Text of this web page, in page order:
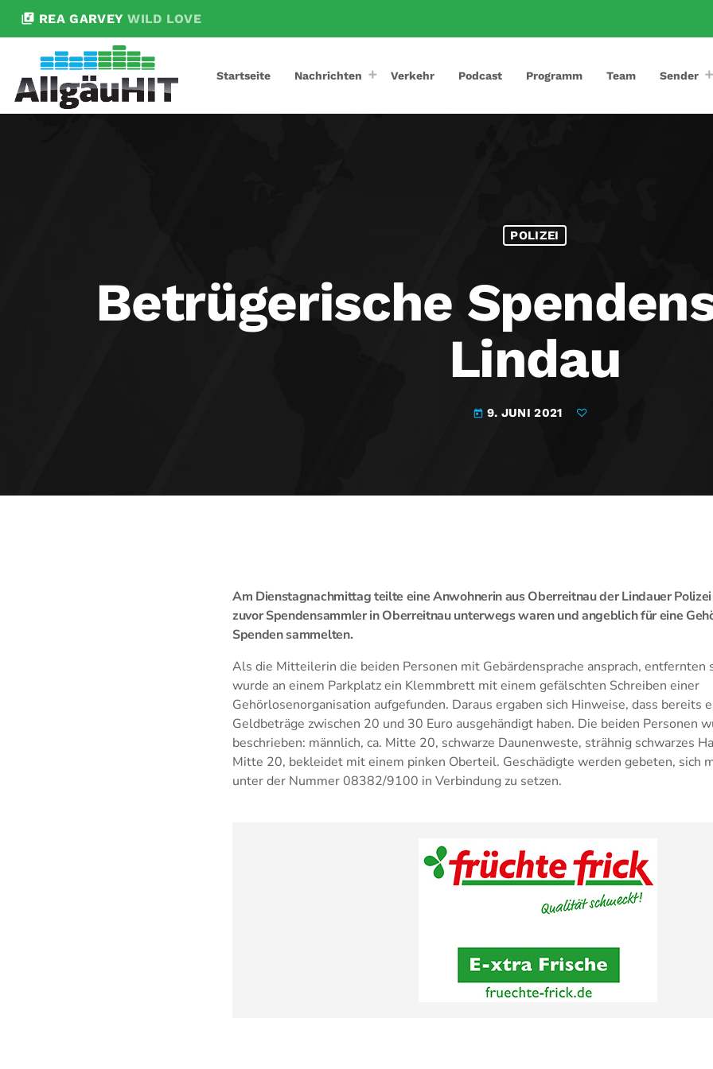
library_music REA GARVEY WILD LOVE
Startseite Nachrichten Verkehr Podcast Programm Team Sender
POLIZEI
Betrügerische
Lindau
today 9. JUNI 2021
Am Dienstagnachmittag teilte eine Anwohnerin aus Oberreitnau der Lindauer
zuvor Spendensammler in Oberreitnau unterwegs waren und angeblich für eine
Spenden sammelten.
Als die Mitteilerin die beiden Personen mit Gebärdensprache ansprach, entfernten
wurde an einem Parkplatz ein Klemmbrett mit einem gefälschten Schreiben einer
Gehörlosenorganisation aufgefunden. Daraus ergaben sich Hinweise, dass bereits
Geldbeträge zwischen 20 und 30 Euro ausgehändigt haben. Die beiden Personen
beschrieben: männlich, ca. Mitte 20, schwarze Daunenweste, strähnig schwarzes
Mitte 20, bekleidet mit einem pinken Oberteil. Geschädigte werden gebeten, sich
unter der Nummer 08382/9100 in Verbindung zu setzen.